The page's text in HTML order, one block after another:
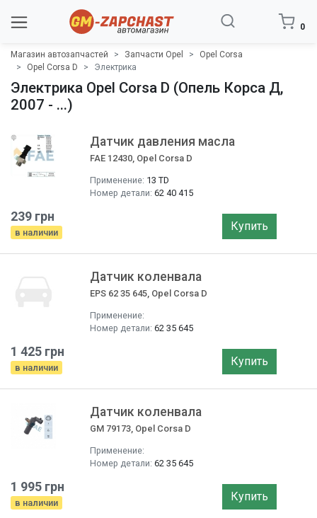
0
Магазин автозапчастей Запчасти Opel
Opel Corsa
Opel Corsa D
Электрика
Электрика Opel Corsa D (Опель Корса Д,
2007 - ...)
Датчик давления масла
FAE 12430, Opel Corsa D
Применение: 13 TD
Номер детали: 62 40 415
239 грн
в наличии Купить
Датчик коленвала
EPS 62 35 645, Opel Corsa D
Применение:
Номер детали: 62 35 645
1 425 грн
в наличии Купить
Датчик коленвала
GM 79173, Opel Corsa D
Применение:
Номер детали: 62 35 645
1 995 грн
в наличии Купить